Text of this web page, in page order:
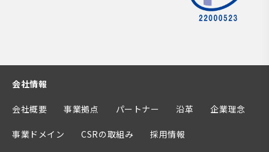
会社情報
会社概要 事業拠点 パートナー 沿革 企業理念
事業ドメイン CSRの取組み 採用情報